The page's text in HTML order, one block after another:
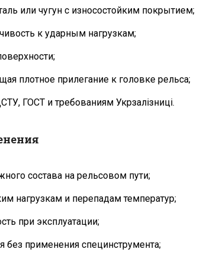
или чугун с износостойким покрытием;
к ударным нагрузкам;
плотное прилегание к головке рельса;
ГОСТ и требованиям Укрзалізниці.
состава на рельсовом пути;
нагрузкам и перепадам температур;
при эксплуатации;
без применения специнструмента;